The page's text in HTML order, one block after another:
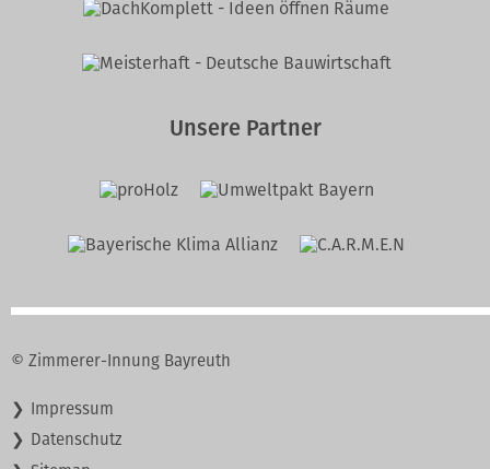
Unsere Partner
© Zimmerer-Innung Bayreuth
Navigation
überspringen
Impressum
Datenschutz